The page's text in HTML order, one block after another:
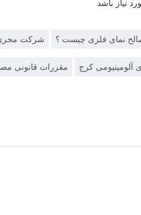
نیاز باشد
نمای فلزی چیست ؟ شرکت مجری
کرج مقررات قانونی